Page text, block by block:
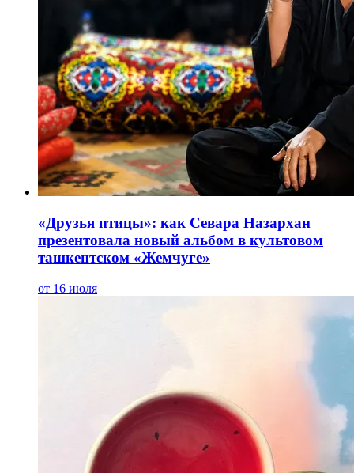
«Друзья птицы»: как Севара Назархан
презентовала новый альбом в культовом
ташкентском «Жемчуге»
от 16 июля